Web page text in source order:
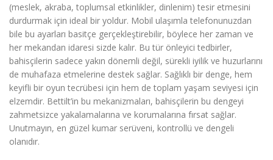
(meslek, akraba, toplumsal etkinlikler, dinlenim) tesir etmesini
durdurmak için ideal bir yoldur. Mobil ulaşımla telefonunuzdan
bile bu ayarları basitçe gerçekleştirebilir, böylece her zaman ve
her mekandan idaresi sizde kalır. Bu tür önleyici tedbirler,
bahisçilerin sadece yakın dönemli değil, sürekli iyilik ve huzurlarını
de muhafaza etmelerine destek sağlar. Sağlıklı bir denge, hem
keyifli bir oyun tecrübesi için hem de toplam yaşam seviyesi için
elzemdir. Bettilt’in bu mekanizmaları, bahisçilerin bu dengeyi
zahmetsizce yakalamalarına ve korumalarına fırsat sağlar.
Unutmayın, en güzel kumar serüveni, kontrollü ve dengeli
olanıdır.